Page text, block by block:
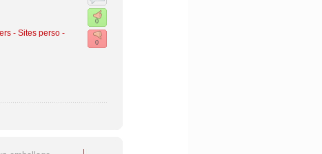
- Sites perso-
0
0